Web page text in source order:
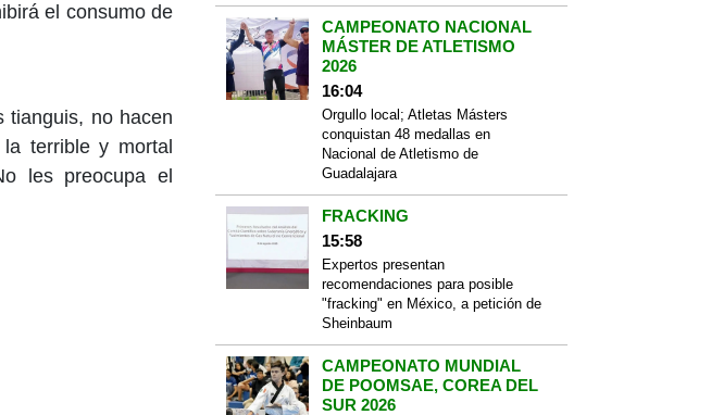
el consumo de
tianguis, no hacen
terrible y mortal
les preocupa el
CAMPEONATO NACIONAL
MÁSTER DE ATLETISMO
2026
16:04
Orgullo local; Atletas Másters
conquistan 48 medallas en
Nacional de Atletismo de
Guadalajara
FRACKING
15:58
Expertos presentan
recomendaciones para posible
"fracking" en México, a petición de
Sheinbaum
CAMPEONATO MUNDIAL
DE POOMSAE, COREA DEL
SUR 2026